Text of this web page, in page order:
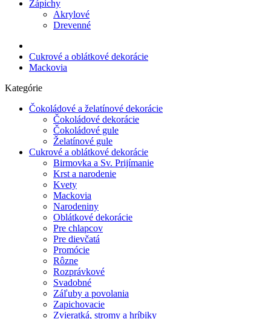
Zápichy
Akrylové
Drevenné
Cukrové a oblátkové dekorácie
Mackovia
Kategórie
Čokoládové a želatínové dekorácie
Čokoládové dekorácie
Čokoládové gule
Želatínové gule
Cukrové a oblátkové dekorácie
Birmovka a Sv. Prijímanie
Krst a narodenie
Kvety
Mackovia
Narodeniny
Oblátkové dekorácie
Pre chlapcov
Pre dievčatá
Promócie
Rôzne
Rozprávkové
Svadobné
Záľuby a povolania
Zapichovacie
Zvieratká, stromy a hríbiky